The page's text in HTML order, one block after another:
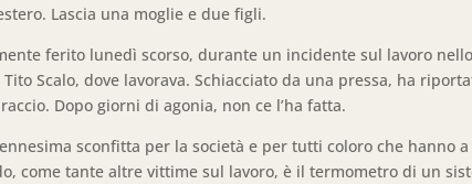
Lascia una moglie e due figli.
ferito lunedì scorso, durante un incidente sul lavoro
Scalo, dove lavorava. Schiacciato da una pressa, ha
Dopo giorni di agonia, non ce l’ha fatta.
sconfitta per la società e per tutti coloro che hanno
come tante altre vittime sul lavoro, è il termometro di un